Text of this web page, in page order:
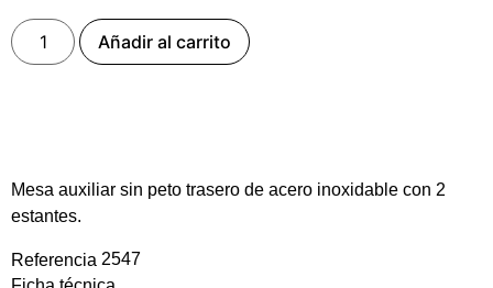
Añadir al carrito
Mesa auxiliar sin peto trasero de acero inoxidable con 2
estantes.
Referencia 2547